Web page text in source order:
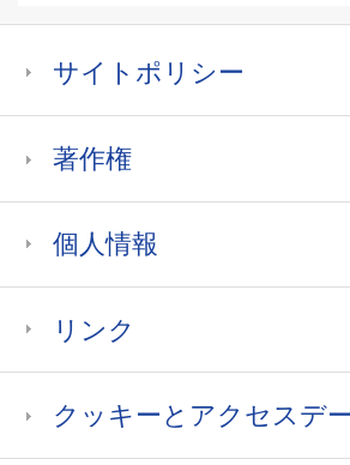
サイトポリシー
著作権
個人情報
リンク
クッキーとアクセスデ